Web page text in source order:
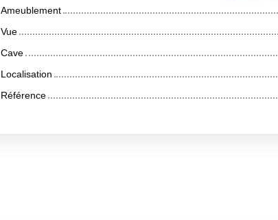
Ameublement
Vue
Cave
Localisation
Référence